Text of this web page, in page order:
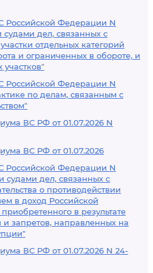
Российской Федерации N
судами дел, связанных с
отдельных категорий
и ограниченных в обороте, и
участков"
Российской Федерации N
по делам, связанным с
ВС РФ от 01.07.2026 N
ВС РФ от 01.07.2026
Российской Федерации N
судами дел, связанных с
о противодействии
в доход Российской
в результате
запретов, направленных на
ВС РФ от 01.07.2026 N 24-